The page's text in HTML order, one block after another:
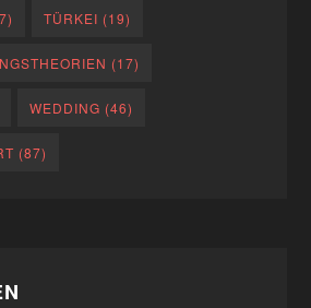
TÜRKEI (19)
(17)
WEDDING (46)
(87)